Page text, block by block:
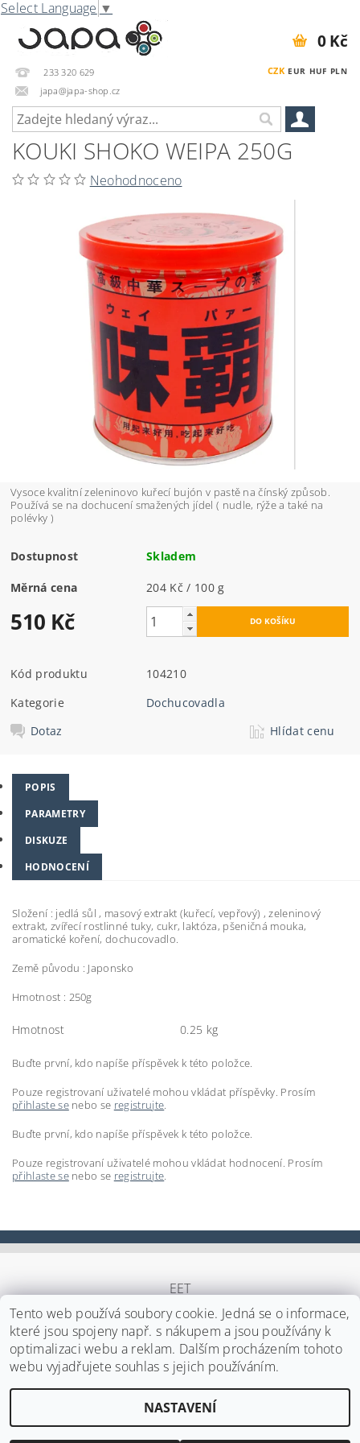
Select Language ▼
233 320 629
japa@japa-shop.cz
CZK EUR HUF PLN
0 Kč
KOUKI SHOKO WEIPA 250G
Neohodnoceno
Vysoce kvalitní zeleninovo kuřecí bujón v pastě na čínský způsob.
Používá se na dochucení smažených jídel ( nudle, rýže a také na
polévky )
Dostupnost Skladem
Měrná cena 204 Kč / 100 g
510 Kč
Kód produktu
104210
Kategorie
Dochucovadla
Dotaz
Hlídat cenu
POPIS
PARAMETRY
DISKUZE
HODNOCENÍ
Složení : jedlá sůl , masový extrakt (kuřecí, vepřový) , zeleninový
extrakt, zvířecí rostlinné tuky, cukr, laktóza, pšeničná mouka,
aromatické koření, dochucovadlo.
Země původu : Japonsko
Hmotnost : 250g
Hmotnost 0.25 kg
Buďte první, kdo napíše příspěvek k této položce.
Pouze registrovaní uživatelé mohou vkládat příspěvky. Prosím
přihlaste senebo se registrujte.
Buďte první, kdo napíše příspěvek k této položce.
Pouze registrovaní uživatelé mohou vkládat hodnocení. Prosím
přihlaste senebo se registrujte.
EET
2026 ©Japa Foods s.r.o. , všechna práva vyhrazenaUpravit nastavení cookies
Vytvořil Shoptet
Tento web používá soubory cookie. Jedná se o informace,
které jsou spojeny např. s nákupem a jsou používány k
optimalizaci webu a reklam. Dalším procházením tohoto
webu vyjadřujete souhlas s jejich používáním.
NASTAVENÍ